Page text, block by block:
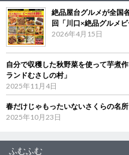
絶品屋台グルメが全国
回「川口×絶品グルメ
2026年4月15日
自分で収穫した秋野菜を使って芋煮
ランドむさしの村」
2025年11月4日
春だけじゃもったいないさくらの名
2025年10月23日
ふむふむ